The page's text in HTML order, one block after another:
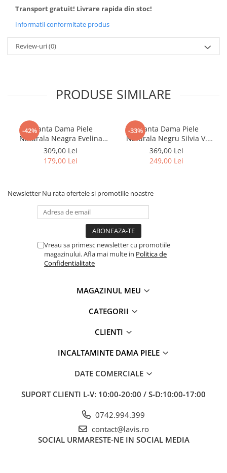
Transport gratuit! Livrare rapida din stoc!
Informatii conformitate produs
Review-uri(0)
PRODUSE SIMILARE
-42%
Geanta Dama Piele
Naturala Neagra Evelina
G03874
309,00 Lei
179,00 Lei
-33%
Geanta Dama Piele
Naturala Negru Silvia V.
Fabbiano G04424
369,00 Lei
249,00 Lei
Newsletter Nu rata ofertele si promotiile noastre
Vreau sa primesc newsletter cu promotiile
magazinului. Afla mai multe in Politica de
Confidentialitate
MAGAZINUL MEU
CATEGORII
CLIENTI
INCALTAMINTE DAMA PIELE
DATE COMERCIALE
SUPORT CLIENTI L-V: 10:00-20:00 / S-D:10:00-17:00
0742.994.399
contact@lavis.ro
SOCIAL URMARESTE-NE IN SOCIAL MEDIA